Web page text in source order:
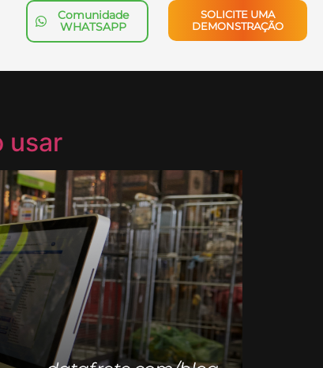
Comunidade
WHATSAPP
SOLICITE UMA
DEMONSTRAÇÃO
usar